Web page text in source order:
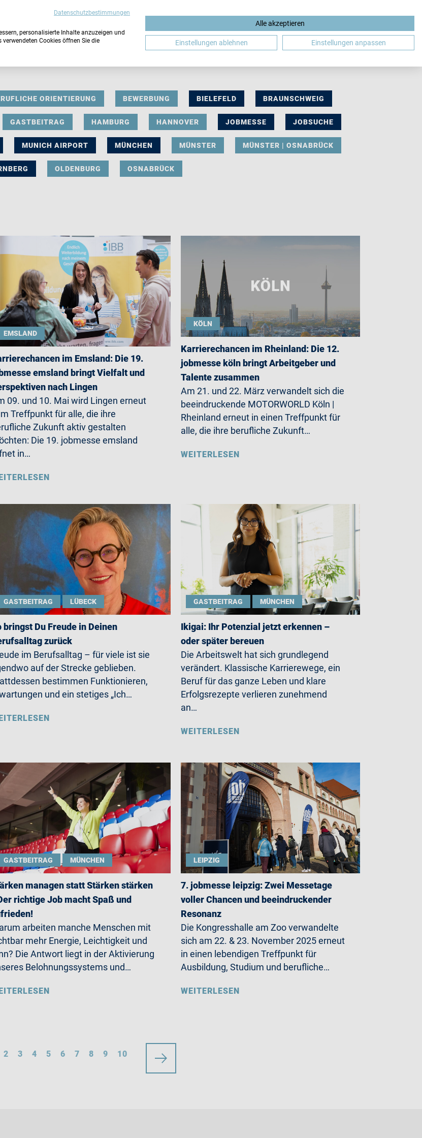
DE
ORIENTIERUNG BEWERBUNG BIELEFELD BRAUNSCHWEIG
GASTBEITRAG HAMBURG HANNOVER JOBMESSE JOBSUCHE
MUNICH AIRPORT MÜNCHEN MÜNSTER MÜNSTER | OSNABRÜCK
OLDENBURG OSNABRÜCK
EMSLAND
im Emsland: Die 19.
emsland bringt Vielfalt und
nach Lingen
09. und 10. Mai wird Lingen erneut
Treffpunkt für alle, die ihre
Zukunft aktiv gestalten
Die 19. jobmesse emsland
in…
KÖLN
Karrierechancen im Rheinland: Die 12.
jobmesse köln bringt Arbeitgeber und
Talente zusammen
Am 21. und 22. März verwandelt sich die
beeindruckende MOTORWORLD Köln |
Rheinland erneut in einen Treffpunkt für
alle, die ihre berufliche Zukunft…
WEITERLESEN
GASTBEITRAG LÜBECK
bringst Du Freude in Deinen
zurück
im Berufsalltag – für viele ist sie
auf der Strecke geblieben.
bestimmen Funktionieren,
und ein stetiges „Ich…
GASTBEITRAG MÜNCHEN
Ikigai: Ihr Potenzial jetzt erkennen –
oder später bereuen
Die Arbeitswelt hat sich grundlegend
verändert. Klassische Karrierewege, ein
Beruf für das ganze Leben und klare
Erfolgsrezepte verlieren zunehmend
an…
WEITERLESEN
GASTBEITRAG MÜNCHEN
managen statt Stärken stärken
richtige Job macht Spaß und
arbeiten manche Menschen mit
mehr Energie, Leichtigkeit und
Die Antwort liegt in der Aktivierung
Belohnungssystems und…
LEIPZIG
7. jobmesse leipzig: Zwei Messetage
voller Chancen und beeindruckender
Resonanz
Die Kongresshalle am Zoo verwandelte
sich am 22. & 23. November 2025 erneut
in einen lebendigen Treffpunkt für
Ausbildung, Studium und berufliche…
WEITERLESEN
2 3 4 5 6 7 8 9 10
Datenschutzbestimmungen
personalisierte Inhalte anzuzeigen und
Cookies öffnen Sie die
Alle akzeptieren
Einstellungen ablehnen Einstellungen anpassen